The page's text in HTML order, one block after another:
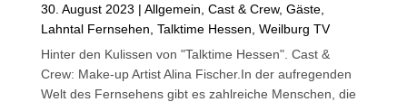
30. August 2023 | Allgemein Cast & Crew, Gäste,
Lahntal Fernsehen Talktime Hessen Weilburg TV
Hinter den Kulissen von "Talktime Hessen". Cast &
Crew: Make-up Artist Alina Fischer.In der aufregenden
Welt des Fernsehens gibt es zahlreiche Menschen, die